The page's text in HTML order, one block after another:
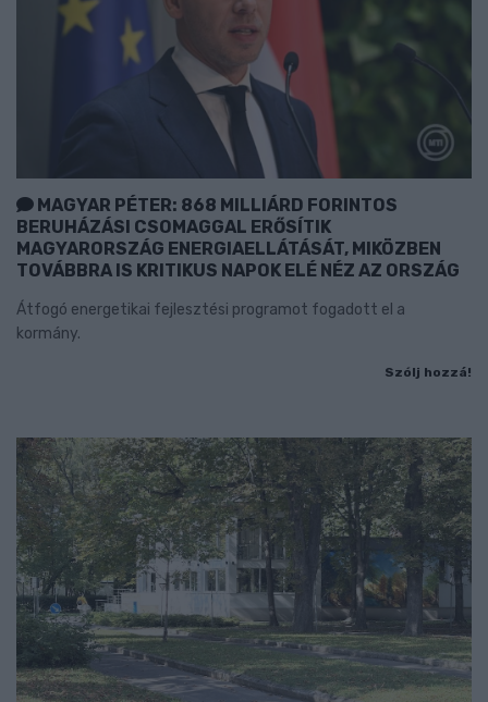
MAGYAR PÉTER: 868 MILLIÁRD FORINTOS
BERUHÁZÁSI CSOMAGGAL ERŐSÍTIK
MAGYARORSZÁG ENERGIAELLÁTÁSÁT, MIKÖZBEN
TOVÁBBRA IS KRITIKUS NAPOK ELÉ NÉZ AZ ORSZÁG
Átfogó energetikai fejlesztési programot fogadott el a
kormány.
Szólj hozzá!